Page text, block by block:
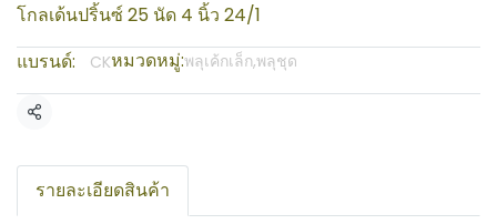
โกลเด้นปริ้นซ์ 25 นัด 4 นิ้ว 24/1
แบรนด์:
CKหมวดหมู่:พลุเค้กเล็ก,พลุชุด
แชร์
รายละเอียดสินค้า